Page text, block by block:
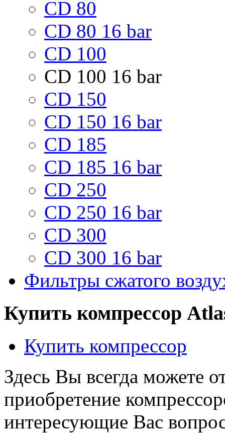
CD 80
CD 80 16 bar
CD 100
CD 100 16 bar
CD 150
CD 150 16 bar
CD 185
CD 185 16 bar
CD 250
CD 250 16 bar
CD 300
CD 300 16 bar
Фильтры сжатого
Купить компрессор
Купить компресcор
Здесь Вы всегда можете
приобретение
интересующие Вас